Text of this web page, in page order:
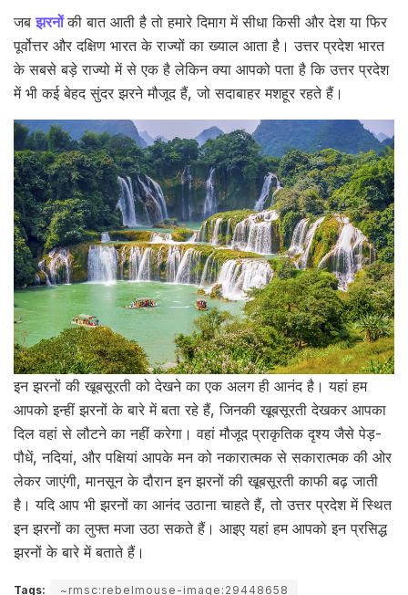
जबझरनोंकी बात आती है तो हमारे दिमाग में सीधा किसी और देश या फिर
पूर्वोत्तर और दक्षिण भारत के राज्यों का ख्याल आता है। उत्तर प्रदेश भारत
के सबसे बड़े राज्यो में से एक है लेकिन क्या आपको पता है कि उत्तर प्रदेश
में भी कई बेहद सुंदर झरने मौजूद हैं, जो सदाबाहर मशहूर रहते हैं।
इन झरनों की खूबसूरती को देखने का एक अलग ही आनंद है। यहां हम
आपको इन्हीं झरनों के बारे में बता रहे हैं, जिनकी खूबसूरती देखकर आपका
दिल वहां से लौटने का नहीं करेगा। वहां मौजूद प्राकृतिक दृश्य जैसे पेड़-
पौधें, नदियां, और पक्षियां आपके मन को नकारात्मक से सकारात्मक की ओर
लेकर जाएंगी, मानसून के दौरान इन झरनों की खूबसूरती काफी बढ़ जाती
है। यदि आप भी झरनों का आनंद उठाना चाहते हैं, तो उत्तर प्रदेश में स्थित
इन झरनों का लुफ्त मजा उठा सकते हैं। आइए यहां हम आपको इन प्रसिद्ध
झरनों के बारे में बताते हैं।
Tags:
~rmsc:rebelmouse-image:29448658